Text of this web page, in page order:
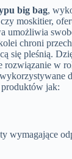
big bag,
moskitier,
umożliwia
chroni
się pleśnią.
rozwiązanie w
jak:
wymagające